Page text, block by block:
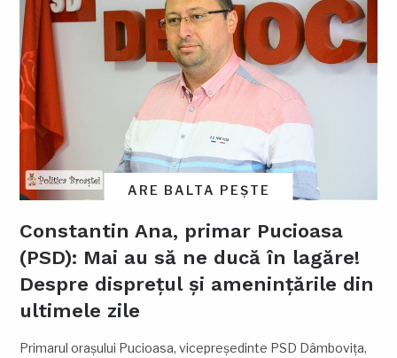
ARE BALTA PEȘTE
Constantin Ana, primar Pucioasa
(PSD): Mai au să ne ducă în lagăre!
Despre disprețul și amenințările din
ultimele zile
Primarul orașului Pucioasa, vicepreședinte PSD Dâmbovița,